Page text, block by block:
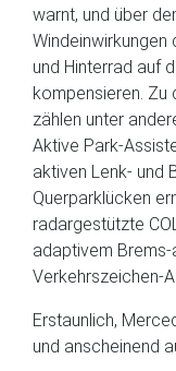
warnt, und über
Windeinwirkungen
und Hinterrad auf
kompensieren. Zu
zählen unter
Aktive Park-
aktiven Lenk- und
Querparklücken
radargestützte
adaptivem
Verkehrszeichen-
Erstaunlich,
und anscheinend